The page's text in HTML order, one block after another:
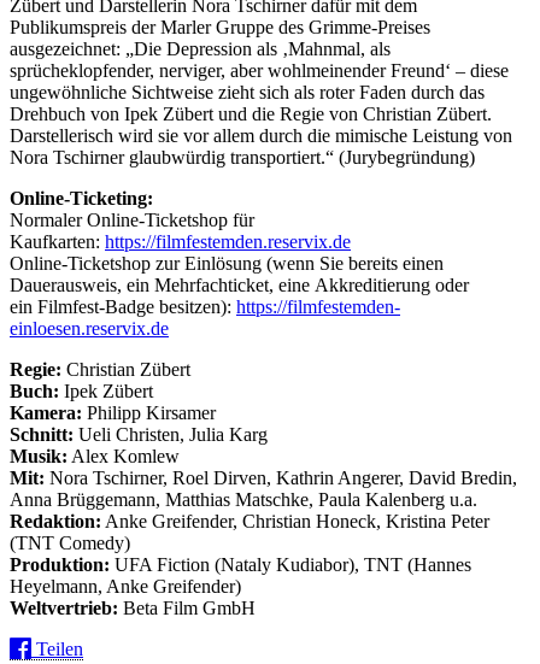
Zübert und Darstellerin Nora Tschirner dafür mit dem
Publikumspreis der Marler Gruppe des Grimme-Preises
ausgezeichnet: „Die Depression als ‚Mahnmal, als
sprücheklopfender, nerviger, aber wohlmeinender Freund‘ – diese
ungewöhnliche Sichtweise zieht sich als roter Faden durch das
Drehbuch von Ipek Zübert und die Regie von Christian Zübert.
Darstellerisch wird sie vor allem durch die mimische Leistung von
Nora Tschirner glaubwürdig transportiert.“ (Jurybegründung)
Online-Ticketing:
Normaler Online-Ticketshop für
Kaufkarten: https://filmfestemden.reservix.de
Online-Ticketshop zur Einlösung (wenn Sie bereits einen
Dauerausweis, ein Mehrfachticket, eine Akkreditierung oder
ein Filmfest-Badge besitzen): https://filmfestemden-
einloesen.reservix.de
Regie: Christian Zübert
Buch: Ipek Zübert
Kamera: Philipp Kirsamer
Schnitt: Ueli Christen, Julia Karg
Musik: Alex Komlew
Mit: Nora Tschirner, Roel Dirven, Kathrin Angerer, David Bredin,
Anna Brüggemann, Matthias Matschke, Paula Kalenberg u.a.
Redaktion: Anke Greifender, Christian Honeck, Kristina Peter
(TNT Comedy)
Produktion: UFA Fiction (Nataly Kudiabor), TNT (Hannes
Heyelmann, Anke Greifender)
Weltvertrieb: Beta Film GmbH
Teilen